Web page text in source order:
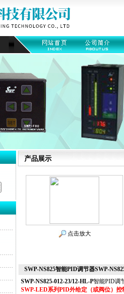
产品展示
点击放大
SWP-NS825智能PID调节器SWP-
SWP-NS825-012-23/12-HL-P智能PID调
SWP-LED系列PID外给定（或阀位）